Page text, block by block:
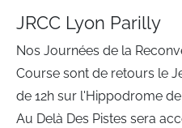
JRCC Lyon Parilly
Nos Journées de la
Course sont de retours le
de 12h sur l'Hippodrome de
Au Delà Des Pistes sera